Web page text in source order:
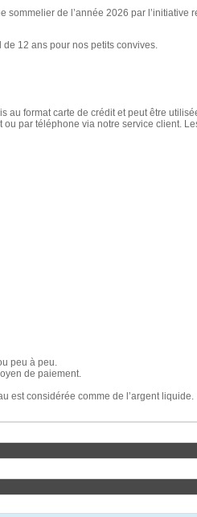
de l’année 2026 par
12 ans pour nos petits convives.
au format carte de crédit et peut être
par téléphone via notre service client.
peu à peu.
de paiement.
est considérée comme de l’argent liquide.